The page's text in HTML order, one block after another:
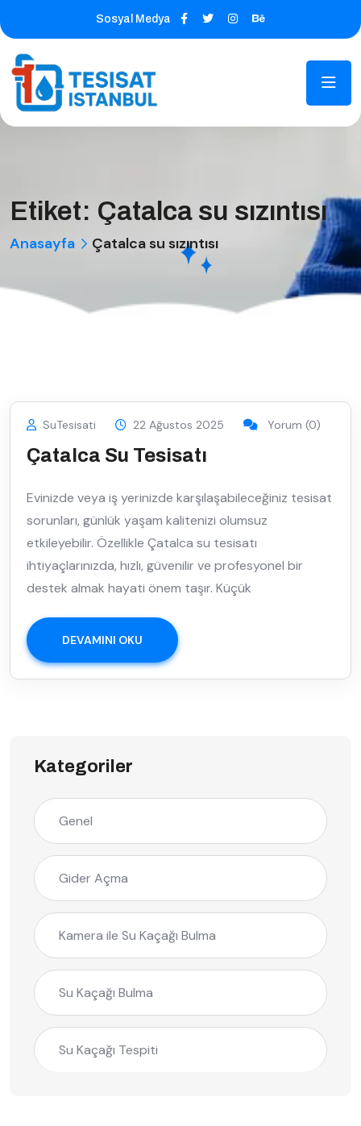
Sosyal Medya
Etiket: Çatalca su sızıntısı
Anasayfa Çatalca su sızıntısı
SuTesisati 22 Ağustos 2025 Yorum (0)
Çatalca Su Tesisatı
Evinizde veya iş yerinizde karşılaşabileceğiniz tesisat
sorunları, günlük yaşam kalitenizi olumsuz
etkileyebilir. Özellikle Çatalca su tesisatı
ihtiyaçlarınızda, hızlı, güvenilir ve profesyonel bir
destek almak hayati önem taşır. Küçük
DEVAMINI OKU
Kategoriler
Genel
Gider Açma
Kamera ile Su Kaçağı Bulma
Su Kaçağı Bulma
Su Kaçağı Tespiti